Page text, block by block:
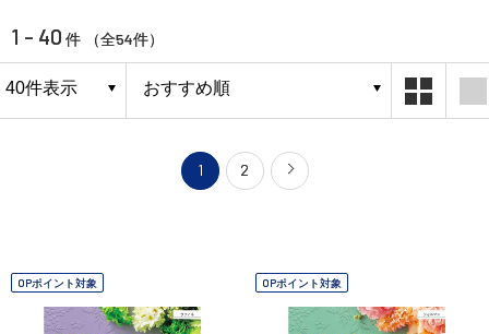
1 - 40 件 （全54件）
1 2
OPポイント対象 OPポイント対象